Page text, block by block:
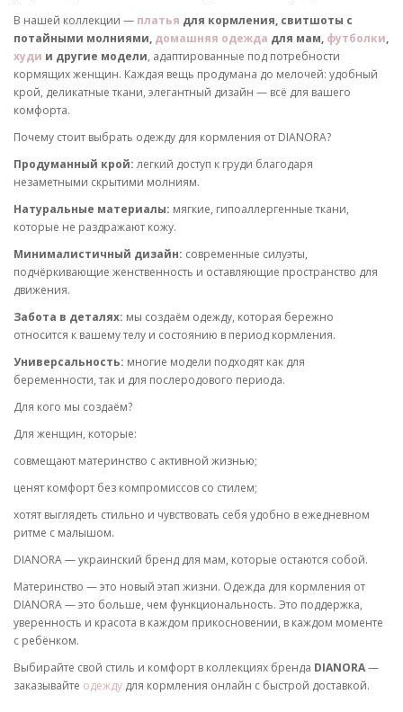
В нашей коллекции — платья для кормления, свитшоты с
потайными молниями, домашняя одежда для мам, футболки,
худи и другие модели, адаптированные под потребности
кормящих женщин. Каждая вещь продумана до мелочей: удобный
крой, деликатные ткани, элегантный дизайн — всё для вашего
комфорта.
Почему стоит выбрать одежду для кормления от DIANORA?
Продуманный крой: легкий доступ к груди благодаря
незаметными скрытими молниям.
Натуральные материалы: мягкие, гипоаллергенные ткани,
которые не раздражают кожу.
Минималистичный дизайн: современные силуэты,
подчёркивающие женственность и оставляющие пространство для
движения.
Забота в деталях: мы создаём одежду, которая бережно
относится к вашему телу и состоянию в период кормления.
Универсальность: многие модели подходят как для
беременности, так и для послеродового периода.
Для кого мы создаём?
Для женщин, которые:
совмещают материнство с активной жизнью;
ценят комфорт без компромиссов со стилем;
хотят выглядеть стильно и чувствовать себя удобно в ежедневном
ритме с малышом.
DIANORA — украинский бренд для мам, которые остаются собой.
Материнство — это новый этап жизни. Одежда для кормления от
DIANORA — это больше, чем функциональность. Это поддержка,
уверенность и красота в каждом прикосновении, в каждом моменте
с ребёнком.
Выбирайте свой стиль и комфорт в коллекциях бренда DIANORA—
заказывайте одежду для кормления онлайн с быстрой доставкой.